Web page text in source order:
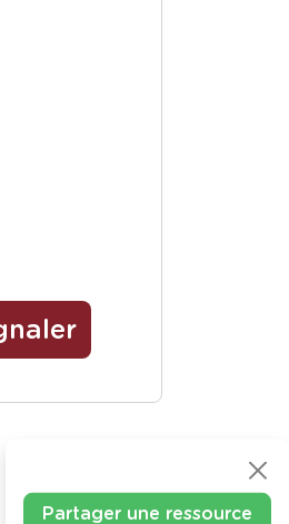
Partager une ressource